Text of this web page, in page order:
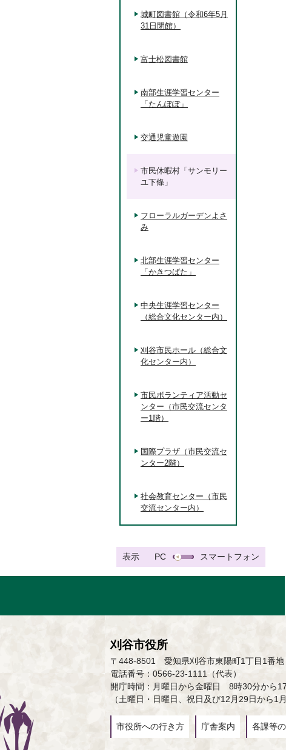
城町図書館（令和6年5月
31日閉館）
富士松図書館
南部生涯学習センター
「たんぽぽ」
交通児童遊園
市民休暇村「サンモリー
ユ下條」
フローラルガーデンよさ
み
北部生涯学習センター
「かきつばた」
中央生涯学習センター
（総合文化センター内）
刈谷市民ホール（総合文
化センター内）
市民ボランティア活動セ
ンター（市民交流センタ
ー1階）
国際プラザ（市民交流セ
ンター2階）
社会教育センター（市民
交流センター内）
表示 PC スマートフォン
刈谷市役所
〒448-8501 愛知県刈谷市東陽町1丁目1番地
電話番号：0566-23-1111（代表）
開庁時間：月曜日から金曜日 8時30分から
（土曜日・日曜日、祝日及び12月29日から1
市役所への行き方 庁舎案内 各課等